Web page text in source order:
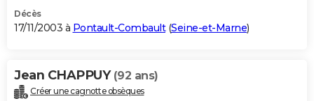
Décès
17/11/2003 à Pontault-Combault(Seine-et-Marne)
Jean CHAPPUY (92 ans)
Créer une cagnotte obsèques